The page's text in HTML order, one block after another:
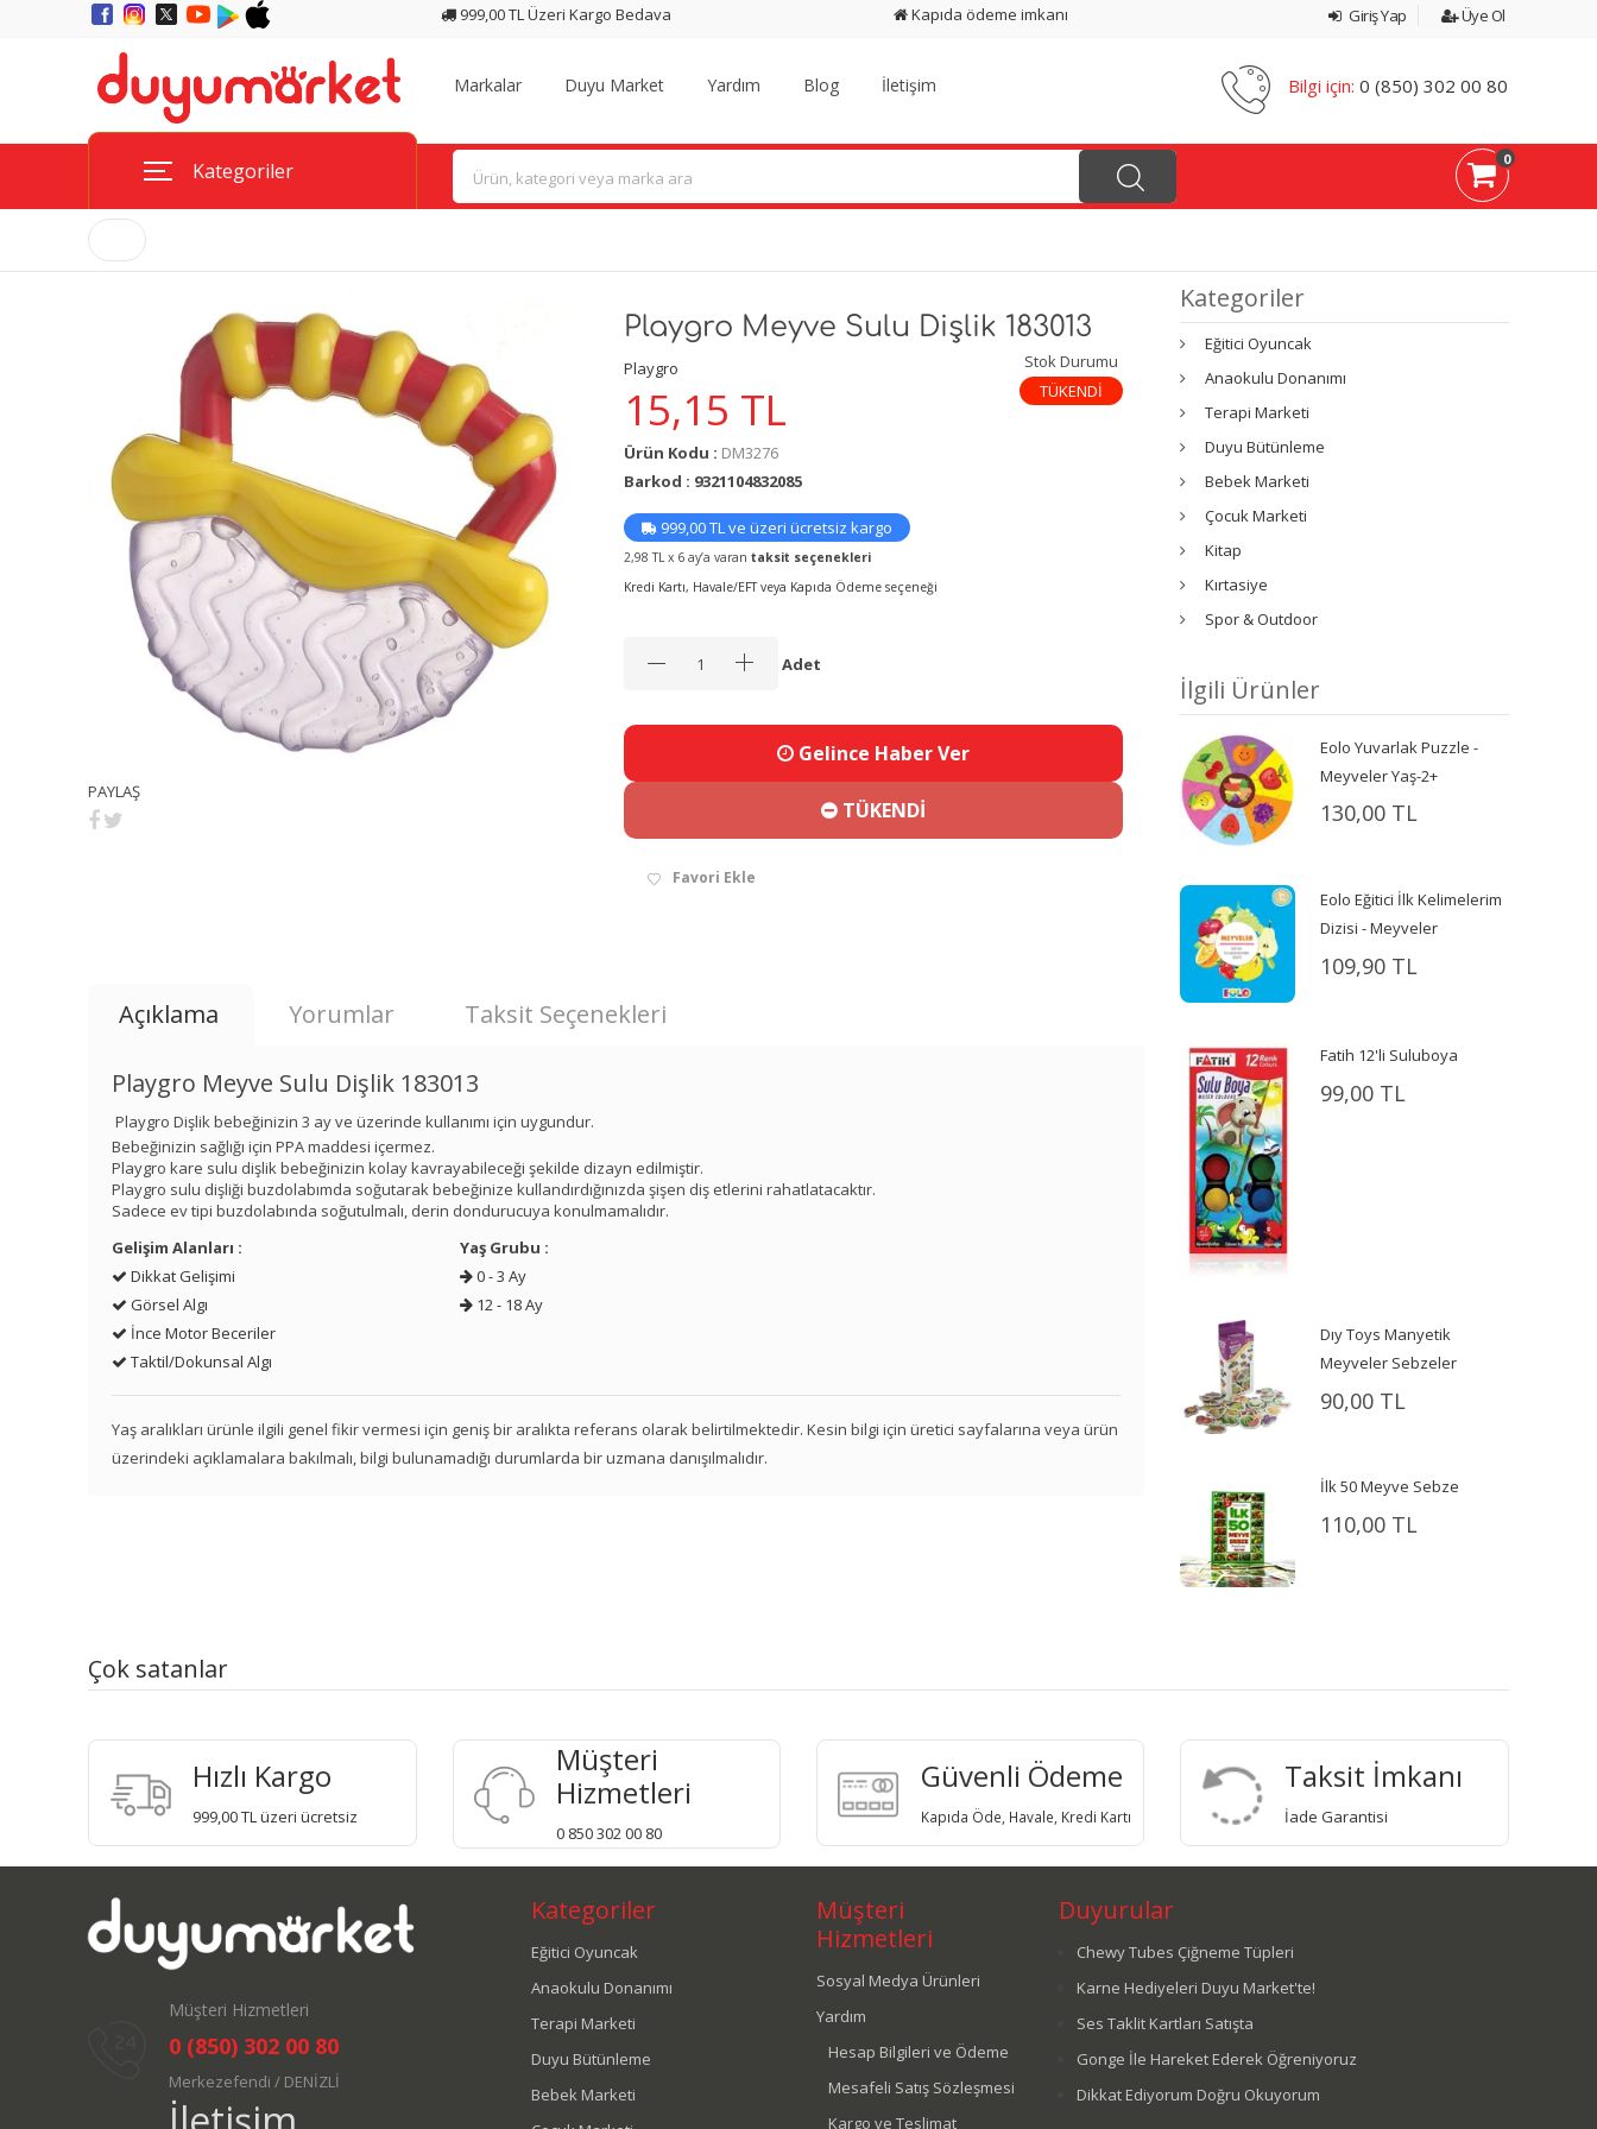
999,00 TL Üzeri Kargo Bedava Kapıda ödeme imkanı Giriş Yap Üye Ol
Markalar Duyu Market Yardım Blog İletişim Bilgi için: 0 (850) 302 00 80
Kategoriler 0
PAYLAŞ
Playgro Meyve Sulu Dişlik 183013
Playgro
Stok Durumu
TÜKENDİ
15,15 TL
Ürün Kodu : DM3276
Barkod : 9321104832085
999,00 TL ve üzeri ücretsiz kargo
2,98 TL x 6 ay’a varan taksit seçenekleri
Kredi Kartı, Havale/EFT veya Kapıda Ödeme seçeneği
Adet
Gelince Haber Ver
TÜKENDİ
Favori Ekle
Açıklama Yorumlar Taksit Seçenekleri
Playgro Meyve Sulu Dişlik 183013
Playgro Dişlik bebeğinizin 3 ay ve üzerinde kullanımı için uygundur.
Bebeğinizin sağlığı için PPA maddesi içermez.
Playgro kare sulu dişlik bebeğinizin kolay kavrayabileceği şekilde dizayn edilmiştir.
Playgro sulu dişliği buzdolabımda soğutarak bebeğinize kullandırdığınızda şişen diş etlerini rahatlatacaktır.
Sadece ev tipi buzdolabında soğutulmalı, derin dondurucuya konulmamalıdır.
Gelişim Alanları :
Dikkat Gelişimi
Görsel Algı
İnce Motor Beceriler
Taktil/Dokunsal Algı
Yaş Grubu :
0 - 3 Ay
12 - 18 Ay
Yaş aralıkları ürünle ilgili genel fikir vermesi için geniş bir aralıkta referans olarak belirtilmektedir. Kesin bilgi için üretici sayfalarına veya ürün
üzerindeki açıklamalara bakılmalı, bilgi bulunamadığı durumlarda bir uzmana danışılmalıdır.
Kategoriler
Eğitici Oyuncak
Anaokulu Donanımı
Terapi Marketi
Duyu Bütünleme
Bebek Marketi
Çocuk Marketi
Kitap
Kırtasiye
Spor & Outdoor
İlgili Ürünler
Eolo Yuvarlak Puzzle -
Meyveler Yaş-2+
130,00 TL
Eolo Eğitici İlk Kelimelerim
Dizisi - Meyveler
109,90 TL
Fatih 12'li Suluboya
99,00 TL
Dıy Toys Manyetik
Meyveler Sebzeler
90,00 TL
İlk 50 Meyve Sebze
110,00 TL
Çok satanlar
Hızlı Kargo
999,00 TL üzeri ücretsiz
Müşteri
Hizmetleri
0 850 302 00 80
Güvenli Ödeme
Kapıda Öde, Havale, Kredi Kartı
Taksit İmkanı
İade Garantisi
Müşteri Hizmetleri
0 (850) 302 00 80
Merkezefendi / DENİZLİ
Kategoriler
Eğitici Oyuncak
Anaokulu Donanımı
Terapi Marketi
Duyu Bütünleme
Bebek Marketi
Müşteri
Hizmetleri
Sosyal Medya Ürünleri
Yardım
Hesap Bilgileri ve Ödeme
Mesafeli Satış Sözleşmesi
Kargo ve Teslimat
Duyurular
Chewy Tubes Çiğneme Tüpleri
Karne Hediyeleri Duyu Market'te!
Ses Taklit Kartları Satışta
Gonge İle Hareket Ederek Öğreniyoruz
Dikkat Ediyorum Doğru Okuyorum